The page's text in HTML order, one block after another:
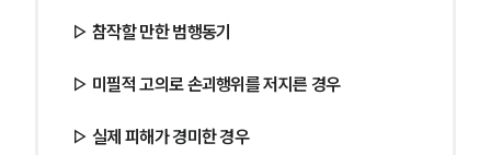
그룹소개
대륜의 강점
▷ 참작할 만한 범행동기
▷ 미필적 고의로 손괴행위를 저지른 경우
▷ 실제 피해가 경미한 경우